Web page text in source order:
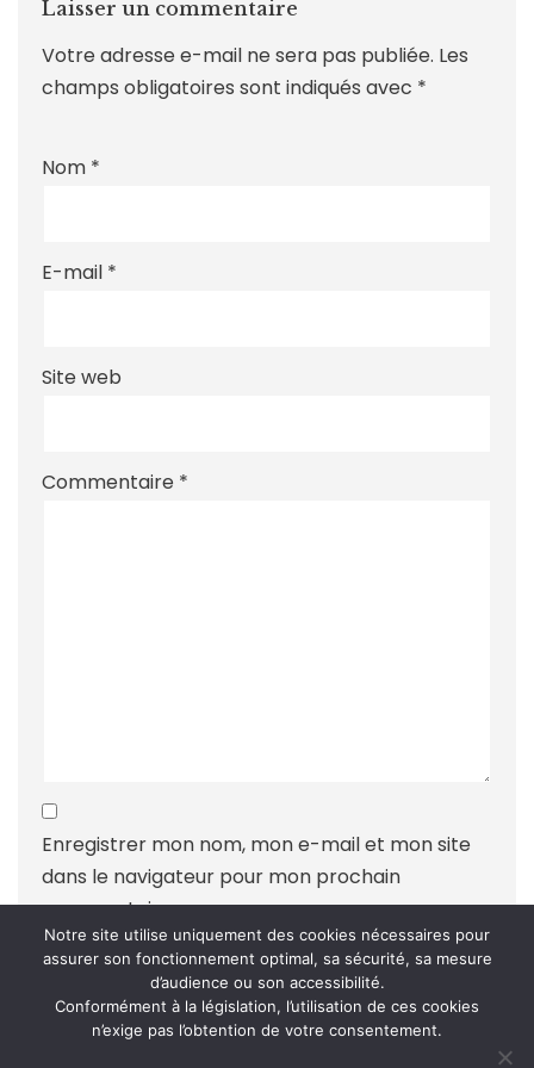
Laisser un commentaire
Votre adresse e-mail ne sera pas publiée. Les
champs obligatoires sont indiqués avec *
Nom *
E-mail *
Site web
Commentaire *
Enregistrer mon nom, mon e-mail et mon site
dans le navigateur pour mon prochain
commentaire.
Ce site utilise Akismet pour réduire les indésirables.
Notre site utilise uniquement des cookies nécessaires pour
assurer son fonctionnement optimal, sa sécurité, sa mesure
d’audience ou son accessibilité.
Conformément à la législation, l’utilisation de ces cookies
n’exige pas l’obtention de votre consentement.